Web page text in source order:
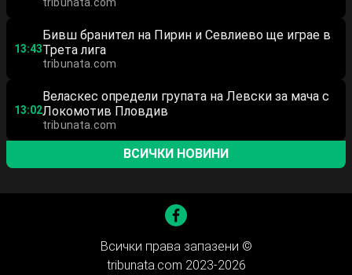
13:43
Бивш бранител на Пирин и Севлиево ще играе в
Трета лига
tribunata.com
13:02
Веласкес определи групата на Левски за мача с
Локомотив Пловдив
tribunata.com
ВСИЧКИ НОВИНИ
Всички права запазени ©
tribunata.com 2023-2026